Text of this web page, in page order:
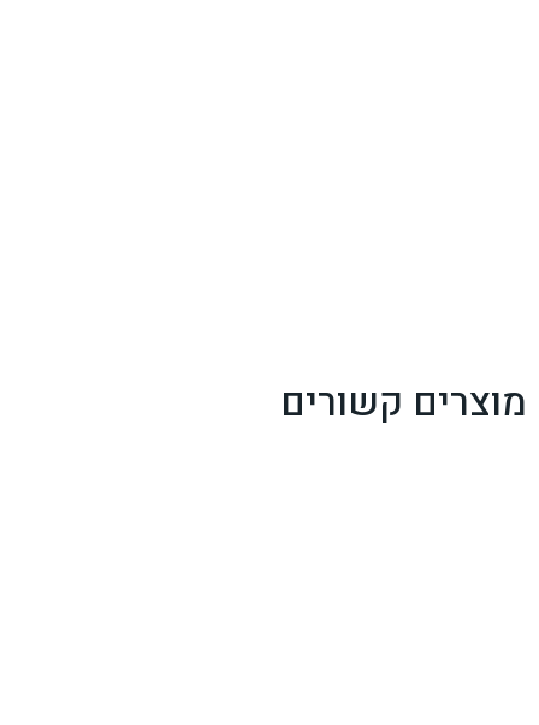
מוצרים קשורים